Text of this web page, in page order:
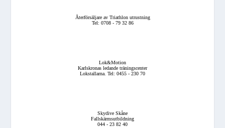
Återförsäljare av Triathlon utrustning
Tel: 0708 - 79 32 86
Lok&Motion
Karlskronas ledande träningscenter
Lokstallarna. Tel: 0455 - 230 70
Skydive Skåne
Fallskärmsutbildning
044 - 23 82 40